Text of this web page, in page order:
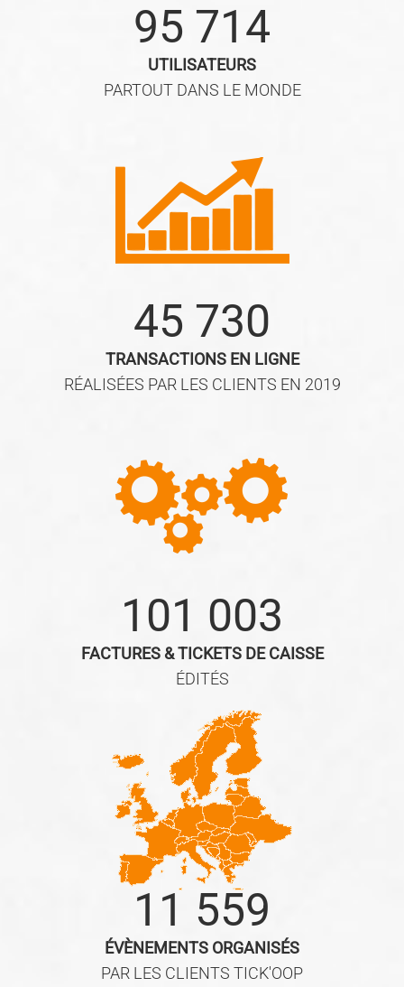
95 714
UTILISATEURS
PARTOUT DANS LE MONDE
45 730
TRANSACTIONS EN LIGNE
RÉALISÉES PAR LES CLIENTS EN 2019
101 003
FACTURES & TICKETS DE CAISSE
ÉDITÉS
11 559
ÉVÈNEMENTS ORGANISÉS
PAR LES CLIENTS TICK'OOP